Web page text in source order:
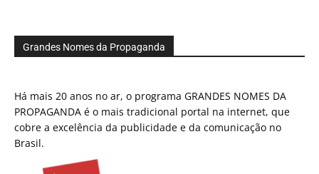
Grandes Nomes da Propaganda
Há mais 20 anos no ar, o programa GRANDES NOMES DA
PROPAGANDA é o mais tradicional portal na internet, que
cobre a excelência da publicidade e da comunicação no
Brasil.